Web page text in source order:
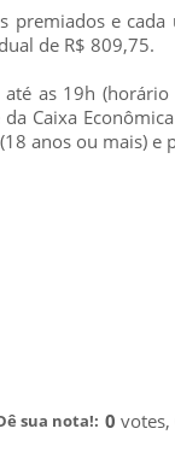
e
de R$ 809,75.
as 19h
Caixa
anos ou mais)
sua nota!: 0 votes,